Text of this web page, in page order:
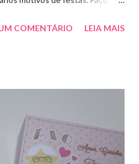
COMENTÁRIO LEIA MAIS